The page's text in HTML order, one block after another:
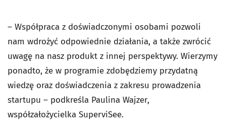
– Współpraca z doświadczonymi osobami pozwoli
nam wdrożyć odpowiednie działania, a także zwrócić
uwagę na nasz produkt z innej perspektywy. Wierzymy
ponadto, że w programie zdobędziemy przydatną
wiedzę oraz doświadczenia z zakresu prowadzenia
startupu – podkreśla Paulina Wajzer,
współzałożycielka SuperviSee.